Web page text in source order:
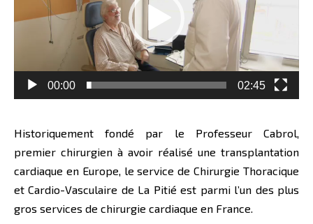
00:00 02:45
Historiquement fondé par le Professeur Cabrol,
premier chirurgien à avoir réalisé une transplantation
cardiaque en Europe, le service de Chirurgie Thoracique
et Cardio-Vasculaire de La Pitié est parmi l’un des plus
gros services de chirurgie cardiaque en France.